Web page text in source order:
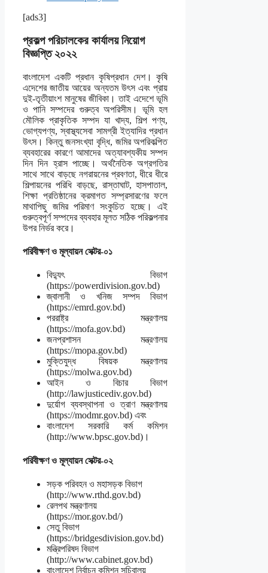
[ads3]
প্রকল্প পরিচালকের কার্যালয় নিয়োগ
বিজ্ঞপ্তি ২০২২
বাংলাদেশ একটি প্রধান কৃষিপ্রধান দেশ। কৃষি
এদেশের জাতীয় আয়ের অন্যতম উৎস এবং প্রায়
দুই-তৃতীয়াংশ মানুষের জীবিকা। তাই এদেশে ভূমি
ও পানি সম্পদের গুরুত্ব অপরিসীম। ভূমি হল
মৌলিক প্রাকৃতিক সম্পদ যা খাদ্য, শিল্প পণ্য,
ভোগ্যপণ্য, স্বাস্থ্যসেবা সামগ্রী ইত্যাদির প্রধান
উৎস। কিন্তু জনসংখ্যা বৃদ্ধি, জমির অপরিকল্পিত
ব্যবহারের কারণে আমাদের অত্যাবশ্যকীয় সম্পদ
দিন দিন হ্রাস পাচ্ছে। অর্থনৈতিক অগ্রগতির
সাথে সাথে বাড়ছে নগরায়নের প্রবণতা, ধীরে ধীরে
শিল্পায়নের পরিধি বাড়ছে, রাস্তাঘাট, হাসপাতাল,
শিক্ষা প্রতিষ্ঠানের ক্রমাগত সম্প্রসারণের ফলে
মাথাপিছু জমির পরিমাণ সংকুচিত হচ্ছে। এই
গুরুত্বপূর্ণ সম্পদের ব্যবহার মূলত সঠিক পরিকল্পনার
উপর নির্ভর করে।
পরিবীক্ষণ ও মূল্যায়ন সেক্টর-০১
বিদ্যুৎ বিভাগ
(https://powerdivision.gov.bd)
জ্বালানী ও খনিজ সম্পদ বিভাগ
(https://emrd.gov.bd)
পররাষ্ট্র মন্ত্রণালয়
(https://mofa.gov.bd)
জনপ্রশাসন মন্ত্রণালয়
(https://mopa.gov.bd)
মুক্তিযুদ্ধ বিষয়ক মন্ত্রণালয়
(https://molwa.gov.bd)
আইন ও বিচার বিভাগ
(http://lawjusticediv.gov.bd)
দুর্য়োগ ব্যবস্থাপনা ও ত্রাণ মন্ত্রণালয়
(https://modmr.gov.bd) এবং
বাংলাদেশ সরকারি কর্ম কমিশন
(http://www.bpsc.gov.bd)।
পরিবীক্ষণ ও মূল্যায়ন সেক্টর-০২
সড়ক পরিবহন ও মহাসড়ক বিভাগ
(http://www.rthd.gov.bd)
রেলপথ মন্ত্রণালয়
(https://mor.gov.bd/)
সেতু বিভাগ
(https://bridgesdivision.gov.bd)
মন্ত্রিপরিষদ বিভাগ
(http://www.cabinet.gov.bd)
বাংলাদেশ নির্বাচন কমিশন সচিবালয়